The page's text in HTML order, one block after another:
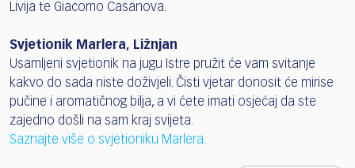
Livija te Giacomo Casanova.
Svjetionik Marlera, Ližnjan
Usamljeni svjetionik na jugu Istre pružit će vam svitanje
kakvo do sada niste doživjeli. Čisti vjetar donosit će mirise
pučine i aromatičnog bilja, a vi ćete imati osjećaj da ste
zajedno došli na sam kraj svijeta.
Saznajte više o svjetioniku Marlera.